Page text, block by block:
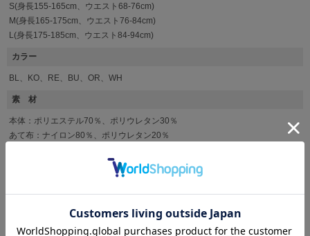
S(身長155-165cm、ウエスト68-76cm)
M(身長165-175cm、ウエスト76-84cm)
L(身長175-185cm、ウエスト84-94cm)
カラー
BL、KO、RE、BU、OR、WH
素 材
本体：ポリエステル70％、ポリウレタン30％
あて布：ナイロン80％、ポリウレタン20％